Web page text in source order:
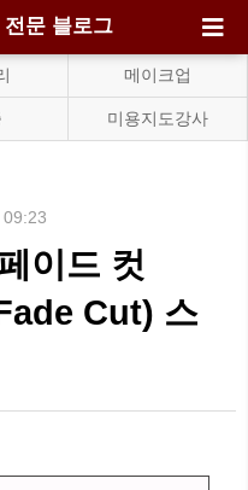
문 블로그
메이크업
미용지도강사
이드 컷
Cut) 스